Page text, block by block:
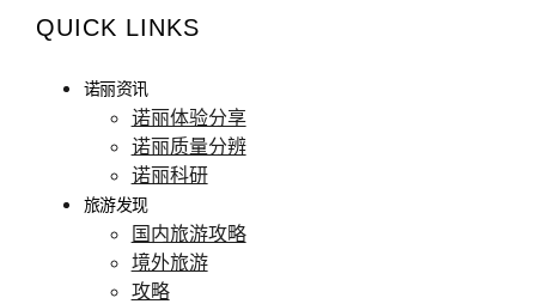
QUICK LINKS
诺丽资讯
诺丽体验分享
诺丽质量分辨
诺丽科研
旅游发现
国内旅游攻略
境外旅游
攻略